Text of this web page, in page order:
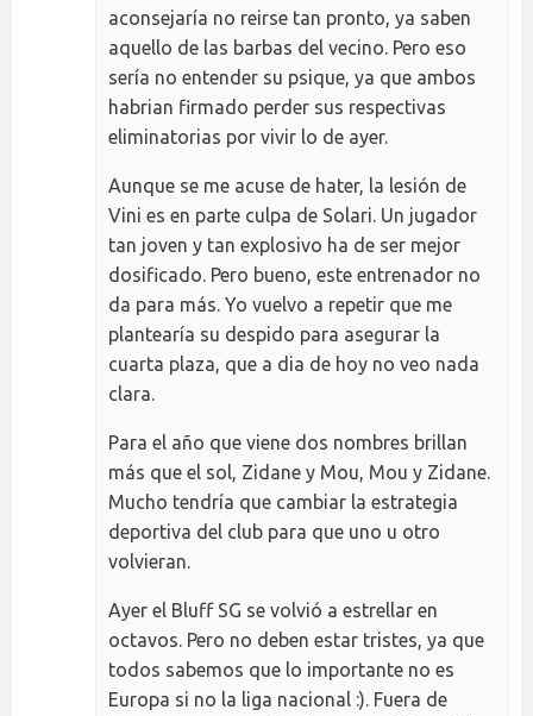
aconsejaría no reirse tan pronto, ya saben
aquello de las barbas del vecino. Pero eso
sería no entender su psique, ya que ambos
habrian firmado perder sus respectivas
eliminatorias por vivir lo de ayer.
Aunque se me acuse de hater, la lesión de
Vini es en parte culpa de Solari. Un jugador
tan joven y tan explosivo ha de ser mejor
dosificado. Pero bueno, este entrenador no
da para más. Yo vuelvo a repetir que me
plantearía su despido para asegurar la
cuarta plaza, que a dia de hoy no veo nada
clara.
Para el año que viene dos nombres brillan
más que el sol, Zidane y Mou, Mou y Zidane.
Mucho tendría que cambiar la estrategia
deportiva del club para que uno u otro
volvieran.
Ayer el Bluff SG se volvió a estrellar en
octavos. Pero no deben estar tristes, ya que
todos sabemos que lo importante no es
Europa si no la liga nacional :). Fuera de